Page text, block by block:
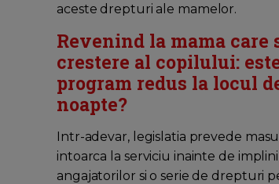
aceste drepturi ale mamelor.
Revenind la mama care
crestere al copilului:
program redus la locul
noapte?
Intr-adevar, legislatia prevede
intoarca la serviciu inainte de
angajatorilor si o serie de drepturi